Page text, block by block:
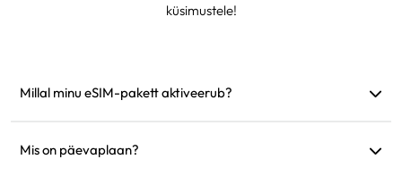
küsimustele!
Millal minu eSIM-pakett aktiveerub?
Soovitame see enne reisi paigaldada.
Mis on päevaplaan?